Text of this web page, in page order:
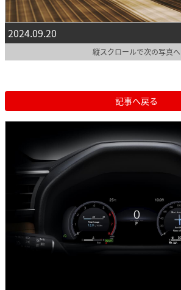
2024.09.20
縦スクロールで次の写真へ
記事へ戻る